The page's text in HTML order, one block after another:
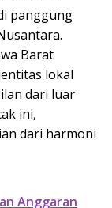
panggung
Barat
lokal
dari luar
ini,
dari harmoni
Anggaran